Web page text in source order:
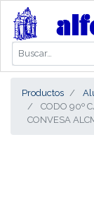
Productos
CODO 90º
CONVESA